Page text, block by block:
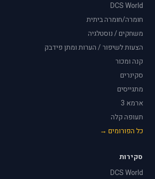
DCS World
חומרה/חומרה ביתית
משחקים / נוסטלגיה
הצעות לשיפור / הערות ומתן פידבק
קנה ומכור
סקינרים
מתגייסים
ארמא 3
תעופה קלה
כל הפורומים →
סקירות
DCS World